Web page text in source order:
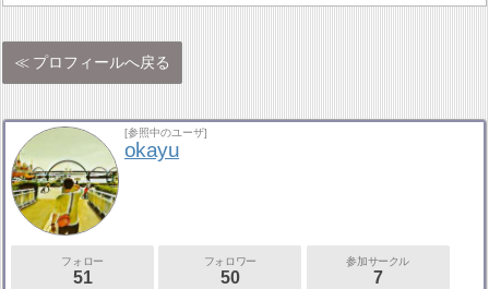
プロフィールへ戻る
[参照中のユーザ]
okayu
フォロー
51
フォロワー
50
参加サークル
7